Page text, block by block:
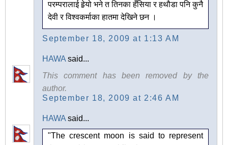
परम्परालाई हेर्‍यो भने त तिनका हँसिया र हथौडा पनि कुनै
देवी र विश्वकर्माका हातमा देखिने छन ।
September 18, 2009 at 1:13 AM
HAWA said...
This comment has been removed by the
author.
September 18, 2009 at 2:46 AM
HAWA said...
"The crescent moon is said to represent